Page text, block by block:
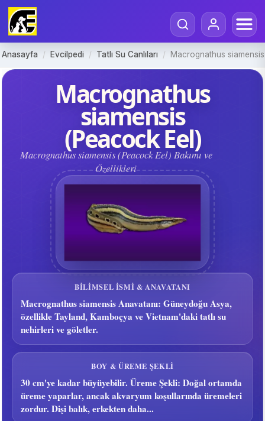
Anasayfa / Evcilpedi / Tatlı Su Canlıları / Macrognathus
Macrognathus
siamensis
(Peacock Eel)
Macrognathus siamensis (Peacock Eel) Bakımı ve
Özellikleri
BILIMSEL ISMI & ANAVATANI
Macrognathus siamensis Anavatanı: Güneydoğu Asya,
özellikle Tayland, Kamboçya ve Vietnam'daki tatlı su
nehirleri ve göletler.
BOY & ÜREME ŞEKLI
30 cm'ye kadar büyüyebilir. Üreme Şekli: Doğal ortamda
üreme yaparlar, ancak akvaryum koşullarında üremeleri
zordur. Dişi balık, erkekten daha...